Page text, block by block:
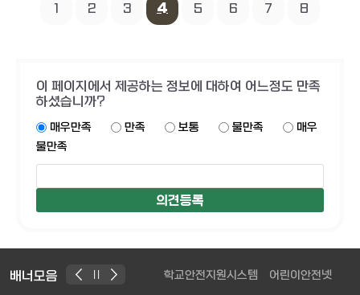
1 2 3 4 5 6 7 8
이 페이지에서 제공하는 정보에 대하여 어느정도 만족
하셨습니까?
매우만족 만족 보통 불만족
매우
불만족
배너모음 학교안전지원시스템 어린이안전넷